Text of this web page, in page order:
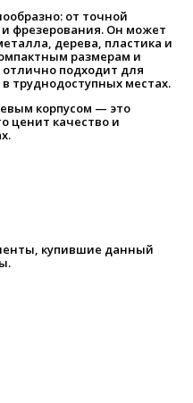
от точной
фрезерования. Он может
дерева, пластика и
размерам и
подходит для
труднодоступных местах.
корпусом — это
ценит качество и
купившие данный